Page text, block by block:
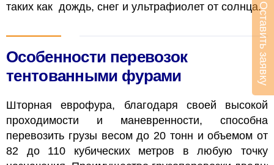
таких как дождь, снег и ультрафиолет от солнца.
Особенности перевозок
тентованными фурами
Шторная еврофура, благодаря своей высокой
проходимости и маневренности, способна
перевозить грузы весом до 20 тонн и объемом от
82 до 110 кубических метров в любую точку
Оставить заявку